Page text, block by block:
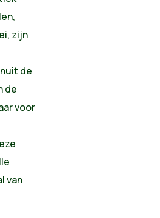
zijn
de
de
voor
van